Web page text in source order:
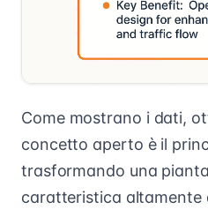
Come mostrano i dati,
concetto aperto è il
trasformando una
caratteristica altamente